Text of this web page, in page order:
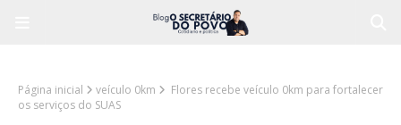
Página inicial veículo 0km
Flores recebe veículo 0km para fortalecer
os serviços do SUAS